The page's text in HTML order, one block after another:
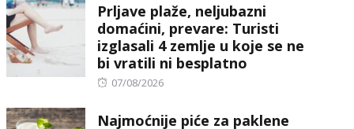
Prljave plaže, neljubazni
domaćini, prevare: Turisti
izglasali 4 zemlje u koje se ne
bi vratili ni besplatno
Posted
07/08/2026
Najmoćnije piće za paklene